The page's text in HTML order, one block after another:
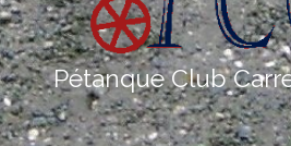
Pétanque Club